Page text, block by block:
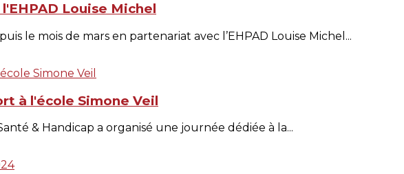
Louise Michel
le mois de mars en partenariat avec l’EHPAD Louise Michel...
à l'école Simone Veil
& Handicap a organisé une journée dédiée à la...